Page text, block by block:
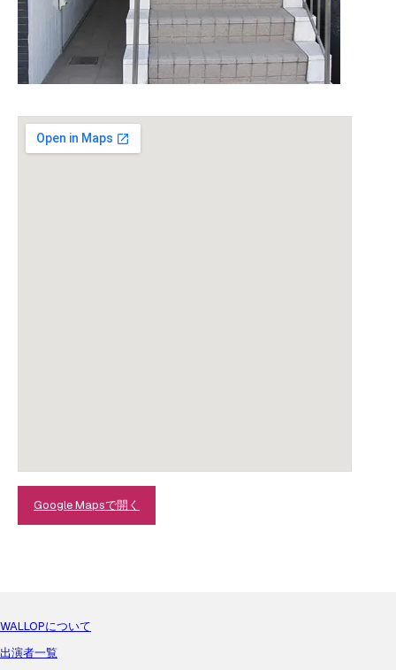
Google Mapsで開く
WALLOPについて
出演者一覧